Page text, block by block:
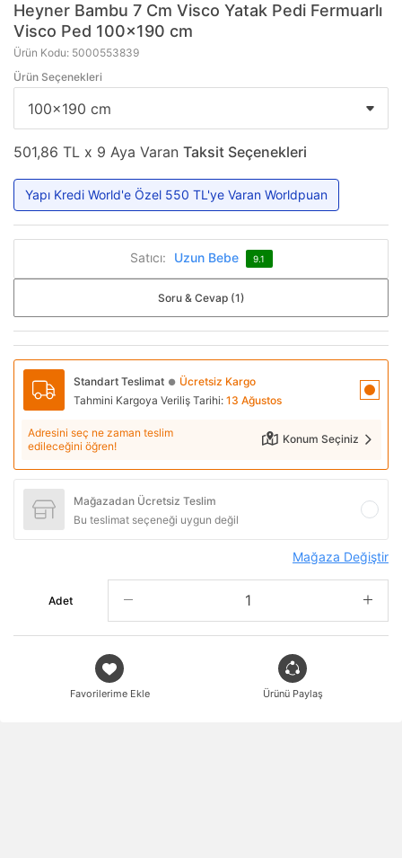
Heyner Bambu 7 Cm Visco Yatak Pedi Fermuarlı
Visco Ped 100x190 cm
Ürün Kodu: 5000553839
Ürün Seçenekleri
501,86 TL x 9 Aya Varan Taksit Seçenekleri
Yapı Kredi World'e Özel 550 TL'ye Varan Worldpuan
Satıcı: Uzun Bebe 9.1
Soru & Cevap (1)
Standart Teslimat ● Ücretsiz Kargo
Tahmini Kargoya Veriliş Tarihi: 13 Ağustos
Adresini seç ne zaman teslim
edileceğini öğren!
Konum Seçiniz
Mağazadan Ücretsiz Teslim
Bu teslimat seçeneği uygun değil
Mağaza Değiştir
Adet
Favorilerime Ekle Ürünü Paylaş